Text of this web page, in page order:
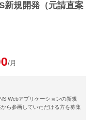
新規開発（元請直案
/月
Webアプリケーションの新規
ら参画していただける方を募集